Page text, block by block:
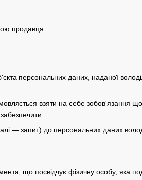
продавця.
персональних даних, наданої
взяти на себе зобов'язання
— запит) до персональних даних
що посвідчує фізичну особу, яка